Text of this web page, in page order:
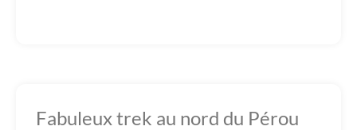
Fabuleux trek au nord du Pérou